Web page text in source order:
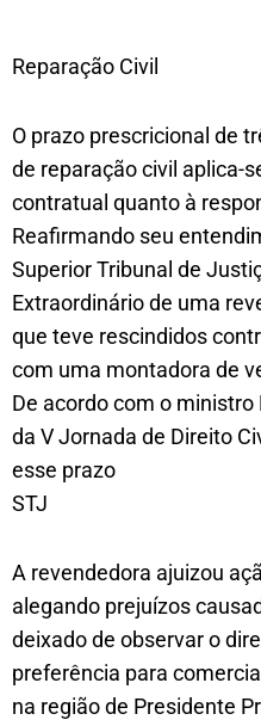
Reparação Civil
O prazo prescricional de
de reparação civil aplica-
contratual quanto à
Reafirmando seu
Superior Tribunal de
Extraordinário de uma
que teve rescindidos
com uma montadora de
De acordo com o
da V Jornada de Direito
esse prazo
STJ
A revendedora ajuizou
alegando prejuízos
deixado de observar o
preferência para
na região de Presidente